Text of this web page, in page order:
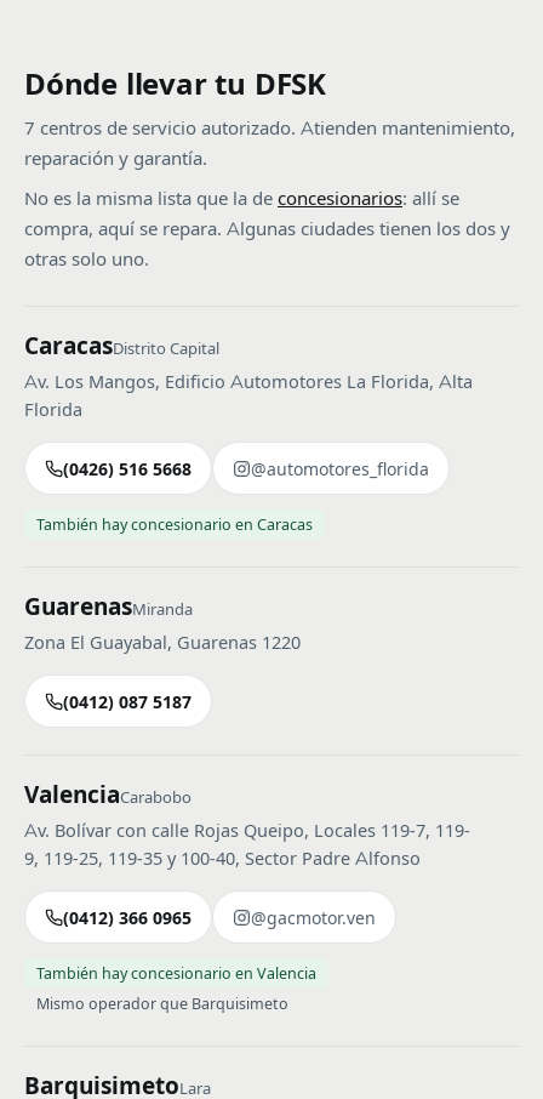
Dónde llevar tu DFSK
7 centros de servicio autorizado. Atienden mantenimiento,
reparación y garantía.
No es la misma lista que la de concesionarios: allí se
compra, aquí se repara. Algunas ciudades tienen los dos y
otras solo uno.
CaracasDistrito Capital
Av. Los Mangos, Edificio Automotores La Florida, Alta
Florida
(0426) 516 5668 @automotores_florida
También hay concesionario en Caracas
GuarenasMiranda
Zona El Guayabal, Guarenas 1220
(0412) 087 5187
ValenciaCarabobo
Av. Bolívar con calle Rojas Queipo, Locales 119-7, 119-
9, 119-25, 119-35 y 100-40, Sector Padre Alfonso
(0412) 366 0965 @gacmotor.ven
También hay concesionario en Valencia
Mismo operador que Barquisimeto
BarquisimetoLara